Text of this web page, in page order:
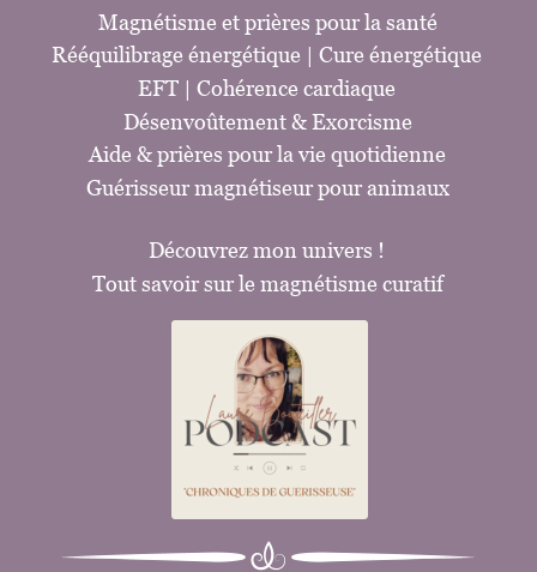
Magnétisme et prières pour la santé
Rééquilibrage énergétique | Cure énergétique
EFT | Cohérence cardiaque
Désenvoûtement & Exorcisme
Aide & prières pour la vie quotidienne
Guérisseur magnétiseur pour animaux
Découvrez mon univers !
Tout savoir sur le magnétisme curatif